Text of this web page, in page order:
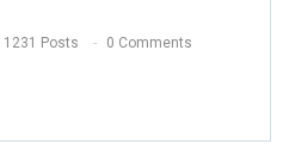
1231 Posts 0 Comments